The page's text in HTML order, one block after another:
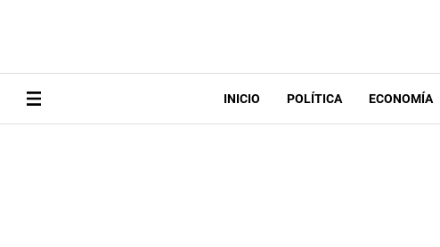
INICIO POLÍTICA ECONOMÍA